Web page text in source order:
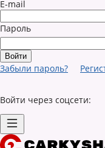
E-mail
Пароль
Забыли пароль?
Войти через соцсети: